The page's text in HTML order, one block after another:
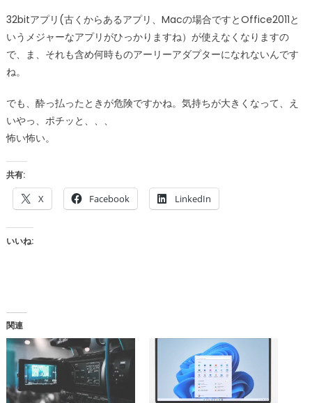
32bitアプリ(古くからあるアプリ、Macの場合ですとOffice2011と
いうメジャーなアプリがひっかりますね）が使えなくなりますの
で、ま、それも含め何時ものアーリーアダプターになれないんです
ね。
でも、酔っ払ったときが危険ですかね。気持ちが大きくなって、え
いやっ、ポチッと、、、
怖い怖い。
共有:
X Facebook LinkedIn
いいね:
関連